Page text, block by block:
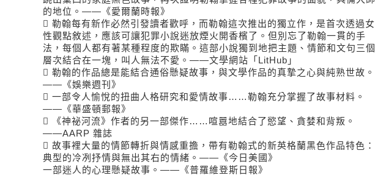
的地位。――《愛爾蘭時報》
 勒翰每有新作必然引發讀者歡呼，而勒翰這次推出的獨立作，是首次透過女
性觀點敘述，應該可讓犯罪小說迷放煙火開香檳了。但別忘了勒翰一貫的手
法，每個人都有著某種程度的欺瞞。這部小說獨到地把主題、情節和文句三個
層次結合在一塊，叫人無法不愛。――文學網站「LitHub」
 勒翰的作品總是能結合通俗懸疑故事，與文學作品的真摯之心與純熟世故。
――《娛樂週刊》
 一部令人愉悅的扭曲人格研究和愛情故事……勒翰充分掌握了故事材料。
――《華盛頓郵報》
 《神祕河流》作者的另一部傑作……喧囂地結合了慾望、貪婪和背叛。
――AARP 雜誌
 故事裡大量的情節轉折與情感重擔，帶有勒翰式的新英格蘭黑色作品特色：
典型的冷冽抒情與無出其右的情緒。――《今日美國》
一部迷人的心理懸疑故事。――《普羅維登斯日報》